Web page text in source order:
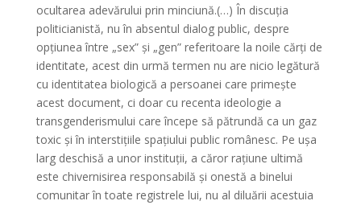
ocultarea adevărului prin minciună.(…) În discuția
politicianistă, nu în absentul dialog public, despre
opțiunea între „sex” și „gen” referitoare la noile cărți de
identitate, acest din urmă termen nu are nicio legătură
cu identitatea biologică a persoanei care primește
acest document, ci doar cu recenta ideologie a
transgenderismului care începe să pătrundă ca un gaz
toxic și în interstițiile spațiului public românesc. Pe ușa
larg deschisă a unor instituții, a căror rațiune ultimă
este chivernisirea responsabilă și onestă a binelui
comunitar în toate registrele lui, nu al diluării acestuia